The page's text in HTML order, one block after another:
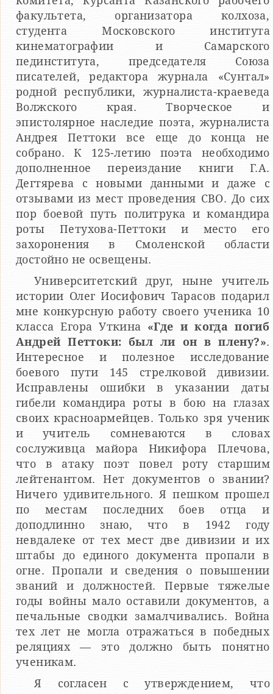
факультета, организатора колхоза,
студента Московского института
кинематографии и Самарского
пединститута, председателя Союза
писателей, редактора журнала «Сунтал»
родной республики, журналиста-краеведа
Волжского края. Творческое и
эпистолярное наследие поэта, журналиста
Андрея Петтоки все еще до конца не
собрано. К 125-летию поэта необходимо
дополненное переиздание книги Г.А.
Дегтярева с новыми данными и даже с
отзывами из мест проведения СВО. До сих
пор боевой путь политрука и командира
роты Петухова-Петтоки и место его
захоронения в Смоленской области
достойно не освещены.
Университетский друг, ныне учитель
истории Олег Иосифович Тарасов подарил
мне конкурсную работу своего ученика 10
класса Егора Уткина «Где и когда погиб
Андрей Петтоки: был ли он в плену?».
Интересное и полезное исследование
боевого пути 145 стрелковой дивизии.
Исправлены ошибки в указании даты
гибели командира роты в бою на глазах
своих красноармейцев. Только зря ученик
и учитель сомневаются в словах
сослуживца майора Никифора Плечова,
что в атаку поэт повел роту старшим
лейтенантом. Нет документов о звании?
Ничего удивительного. Я пешком прошел
по местам последних боев отца и
доподлинно знаю, что в 1942 году
невдалеке от тех мест две дивизии и их
штабы до единого документа пропали в
огне. Пропали и сведения о повышении
званий и должностей. Первые тяжелые
годы войны мало оставили документов, а
печальные сводки замалчивались. Война
тех лет не могла отражаться в победных
реляциях — это должно быть понятно
ученикам.
Я согласен с утверждением, что